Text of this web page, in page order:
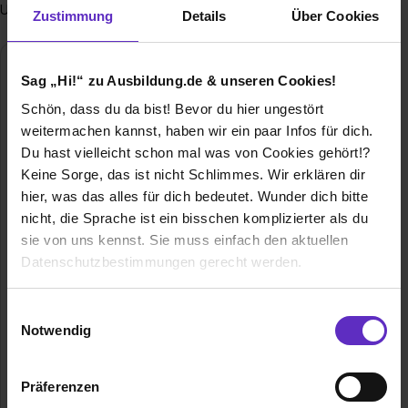
Zustimmung Details Über Cookies
Sag „Hi!“ zu Ausbildung.de & unseren Cookies!
Schön, dass du da bist! Bevor du hier ungestört
weitermachen kannst, haben wir ein paar Infos für dich.
Du hast vielleicht schon mal was von Cookies gehört!?
Keine Sorge, das ist nicht Schlimmes. Wir erklären dir
hier, was das alles für dich bedeutet. Wunder dich bitte
nicht, die Sprache ist ein bisschen komplizierter als du
sie von uns kennst. Sie muss einfach den aktuellen
Datenschutzbestimmungen gerecht werden.
Benutzung der Webseite getroffenen Einstellungen zu
Notwendig
Präferenzen
Unternehmertum, Vertrauen, Integrität und Leidenschaft.
Ausgezeichnet als einer von Deutschlands
besten Ausbildern 2025
von Capital und Ausbildung.de
Gesamtergebnis
Ausbildung
Duales Studium
nicht bewertet
Betreuung